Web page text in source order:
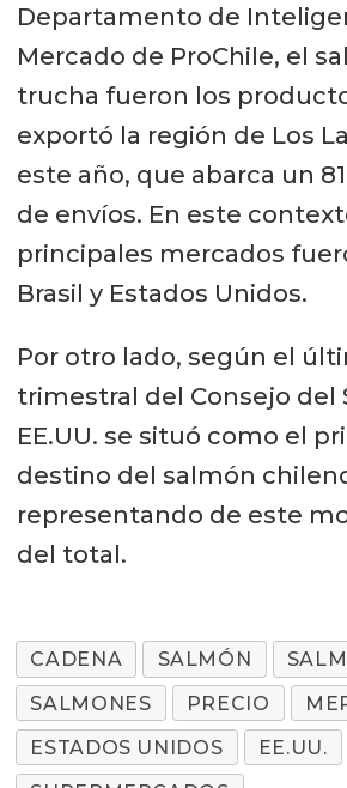
Departamento de
Mercado de ProChile, el
trucha fueron los
exportó la región de Los
este año, que abarca un
de envíos. En este
principales mercados
Brasil y Estados Unidos.
Por otro lado, según el
trimestral del Consejo del
EE.UU. se situó como el
destino del salmón
representando de este
del total.
CADENA SALMÓN
SALMONES
PRECIO
ESTADOS UNIDOS
EE.UU.